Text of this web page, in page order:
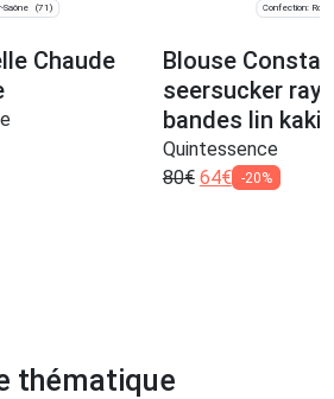
Saône (71)
Chaude
Confection:
Blouse
seersucker
bandes lin kaki
Quintessence
80€ 64€ -20%
thématique